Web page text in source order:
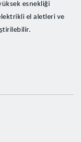
esnekliği
el aletleri ve